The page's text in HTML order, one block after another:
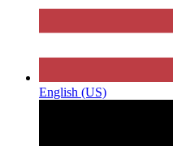
English (US)